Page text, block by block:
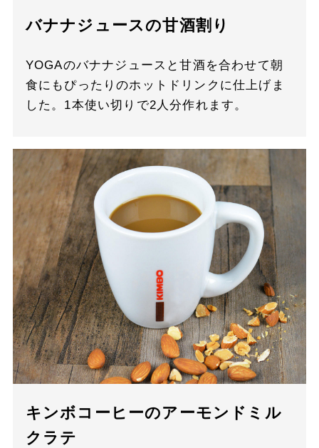
バナナジュースの甘酒割り
YOGAのバナナジュースと甘酒を合わせて朝
食にもぴったりのホットドリンクに仕上げま
した。1本使い切りで2人分作れます。
キンボコーヒーのアーモンドミル
クラテ